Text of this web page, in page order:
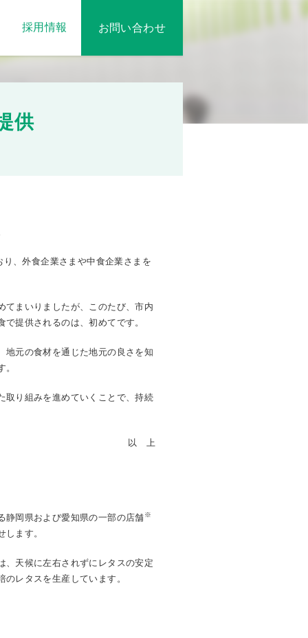
採用情報 お問い合わせ
供
、外食企業さまや中食企業さまを
まいりましたが、このたび、市内
提供されるのは、初めてです。
元の食材を通じた地元の良さを知
り組みを進めていくことで、持続
以 上
岡県および愛知県の一部の店舗※
ます。
天候に左右されずにレタスの安定
レタスを生産しています。